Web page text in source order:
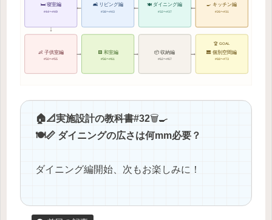
←
←
←
↓
→ → →
🍳 キッチン編
#26〜#31
🍽 ダイニング編
#32〜#37
🛋 リビング編
#38〜#43
🛏 寝室編
#44〜#49
👶 子供室編
#50〜#55
🟩 和室編
#56〜#61
📦 収納編
#62〜#67
🎹 個別空間編
#68〜#73
🏆 GOAL
🏠📐実施設計の教科書#32🗑️🍳
🍽️📏 ダイニングの広さは何mm必要？
ダイニング編開始、次もお楽しみに！